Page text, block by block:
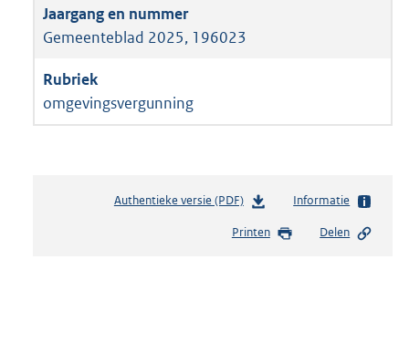
Gemeenteblad 2025, 196023
omgevingsvergunning
Authentieke versie (PDF)b
s
Informatie
Printen Delen